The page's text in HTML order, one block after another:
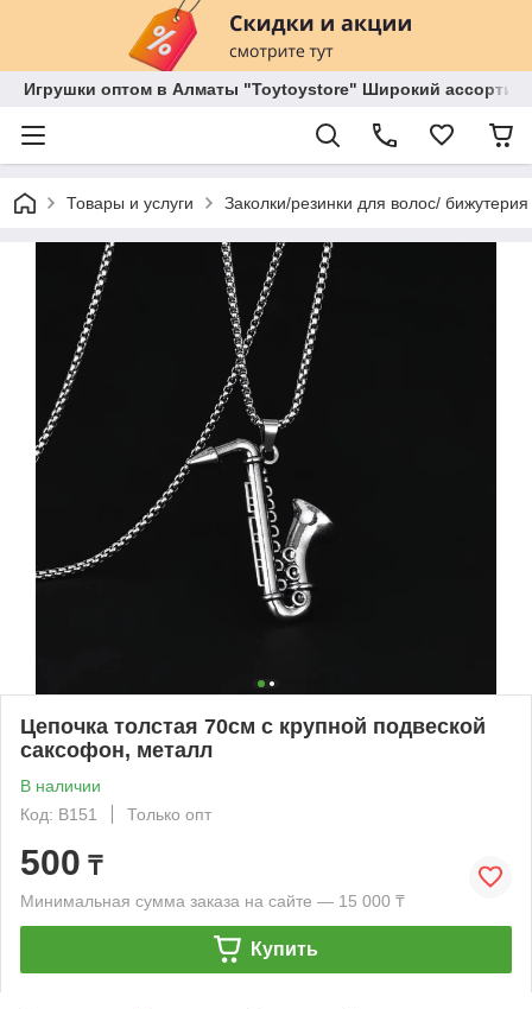
Игрушки оптом в Алматы "Toytoystore" Широкий
Товары и услуги Заколки/резинки для волос/ бижутерия
Цепочка толстая 70см с крупной подвеской
саксофон, металл
В наличии
Код: B151
Только опт
500 ₸
Минимальная сумма заказа на сайте — 15 000 ₸
Купить